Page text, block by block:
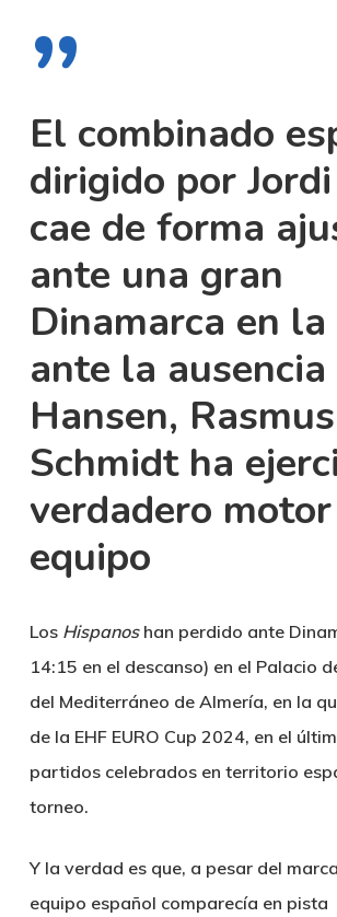
”
El combinado
dirigido por
cae de forma
ante una gran
Dinamarca en la
ante la ausencia
Hansen,
Schmidt ha
verdadero
equipo
Los Hispanos han perdido ante
14:15 en el descanso) en el Palacio
del Mediterráneo de Almería, en la
de la EHF EURO Cup 2024, en el
partidos celebrados en territorio
torneo.
Y la verdad es que, a pesar del
equipo español comparecía en pista